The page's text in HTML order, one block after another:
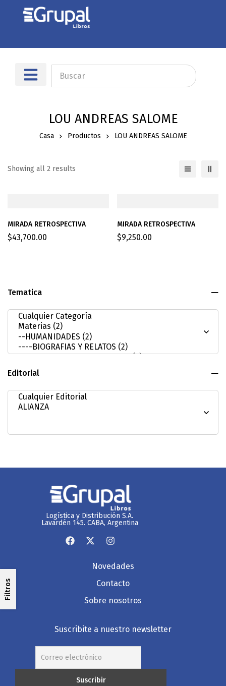
LOU ANDREAS SALOME
Casa Productos LOU ANDREAS SALOME
Tematica
Editorial
Filtros
Showing all 2 results
MIRADA RETROSPECTIVA
$43,700.00
MIRADA RETROSPECTIVA
$9,250.00
Logística y Distribución S.A.
Lavardén 145. CABA, Argentina
Novedades
Contacto
Sobre nosotros
Suscribite a nuestro newsletter